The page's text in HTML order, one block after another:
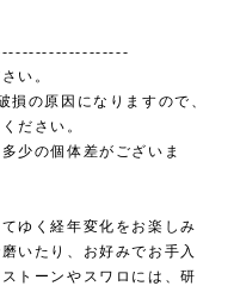
い。
損の原因になりますので、
ださい。
少の個体差がございま
ゆく経年変化をお楽しみ
いたり、お好みでお手入
トーンやスワロには、研